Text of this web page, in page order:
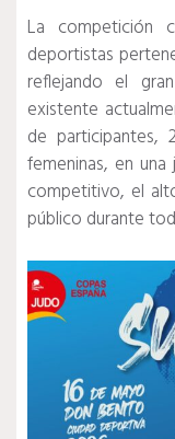
La competición
deportistas
reflejando el
existente
de participantes,
femeninas, en
competitivo, el
público durante